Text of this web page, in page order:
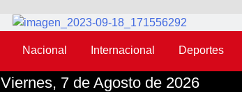
Nacional Internacional Deportes
Viernes, 7 de Agosto de 2026